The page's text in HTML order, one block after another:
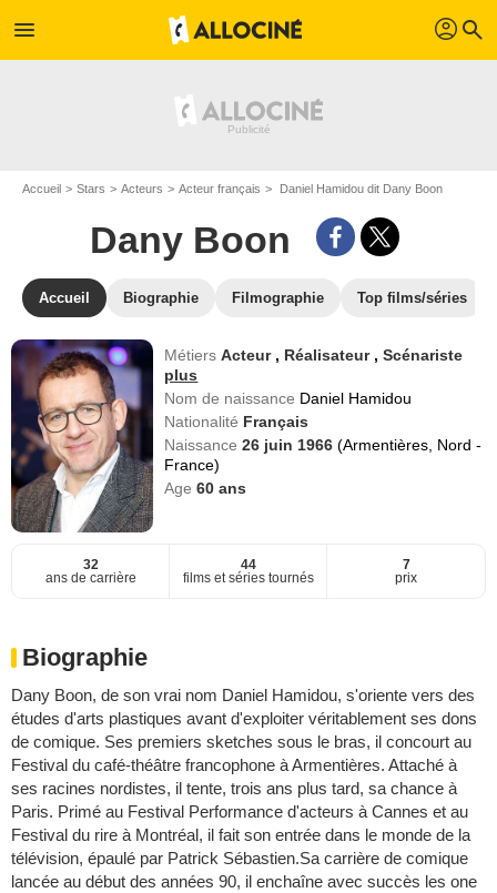
menu profil search
Accueil Stars Acteurs Acteur français Daniel Hamidou dit Dany Boon
Dany Boon
Accueil Biographie Filmographie Top films/séries
MétiersActeur , Réalisateur ,Scénariste
plus
Nom de naissance Daniel Hamidou
Nationalité Français
Naissance26 juin 1966(Armentières, Nord -
France)
Age60 ans
32
ans de carrière
44
films et séries tournés
7
prix
Biographie
Dany Boon, de son vrai nom Daniel Hamidou, s'oriente vers des
études d'arts plastiques avant d'exploiter véritablement ses dons
de comique. Ses premiers sketches sous le bras, il concourt au
Festival du café-théâtre francophone à Armentières. Attaché à
ses racines nordistes, il tente, trois ans plus tard, sa chance à
Paris. Primé au Festival Performance d'acteurs à Cannes et au
Festival du rire à Montréal, il fait son entrée dans le monde de la
télévision, épaulé par Patrick Sébastien.Sa carrière de comique
lancée au début des années 90, il enchaîne avec succès les one